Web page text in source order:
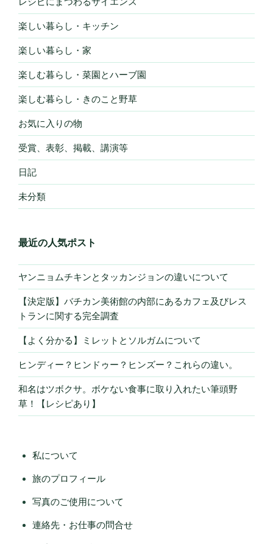
楽しい暮らし・キッチン
楽しい暮らし・家
楽しむ暮らし・菜園とハーブ園
楽しむ暮らし・きのこと野草
お気に入りの物
受賞、表彰、掲載、講演等
日記
未分類
最近の人気ポスト
ヤンニョムチキンとタッカンジョンの違いについて
【決定版】バチカン美術館の内部にあるカフェ及びレス
トランに関する完全調査
【よく分かる】ミレットとソルガムについて
ヒンディー？ヒンドゥー？ヒンズー？これらの違い。
和名はツボクサ。ボケない食事に取り入れたい筆頭野
草！【レシピあり】
私について
旅のプロフィール
写真のご使用について
連絡先・お仕事の問合せ